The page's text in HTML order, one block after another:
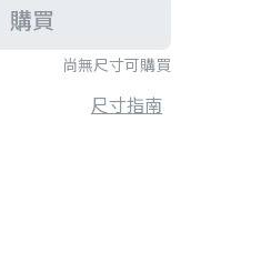
尚無尺寸可購買
購買
尺寸指南